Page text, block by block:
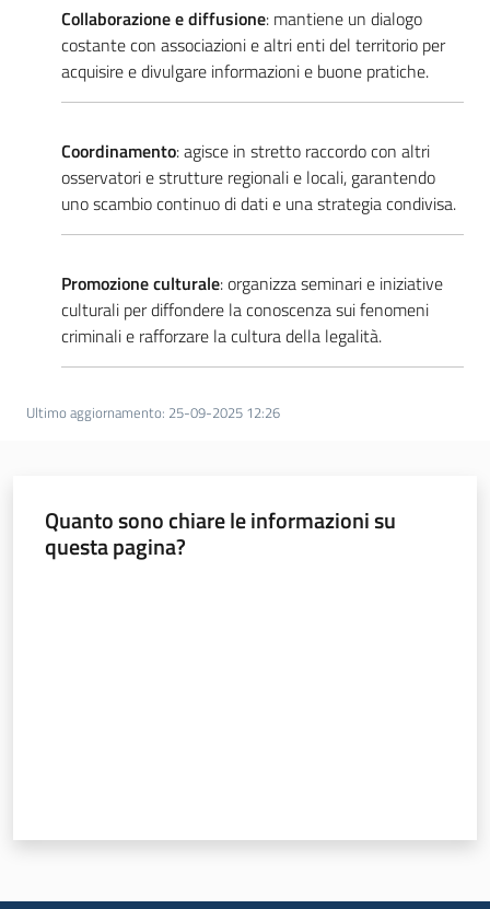
Novità
Servizi
Piani Programmi
Collaborazione e diffusione: mantiene un dialogo
costante con associazioni e altri enti del territorio per
acquisire e divulgare informazioni e buone pratiche.
Coordinamento: agisce in stretto raccordo con altri
osservatori e strutture regionali e locali, garantendo
uno scambio continuo di dati e una strategia condivisa.
Promozione culturale: organizza seminari e iniziative
culturali per diffondere la conoscenza sui fenomeni
criminali e rafforzare la cultura della legalità.
Ultimo aggiornamento: 25-09-2025 12:26
Quanto sono chiare le informazioni su
questa pagina?